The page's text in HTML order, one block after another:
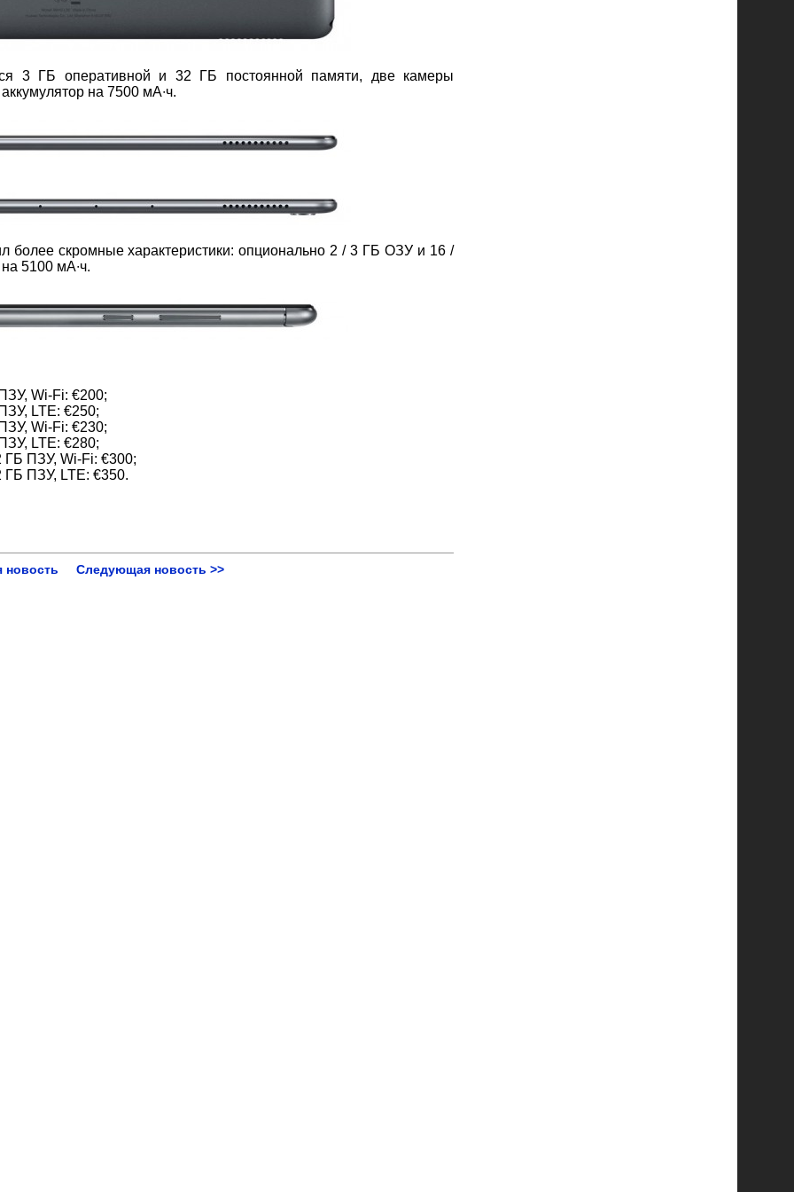
3 ГБ оперативной и 32 ГБ постоянной памяти, две камеры
на 7500 мА∙ч.
более скромные характеристики: опционально 2 / 3 ГБ ОЗУ и 16 /
5100 мА∙ч.
Wi-Fi: €200;
LTE: €250;
Wi-Fi: €230;
LTE: €280;
ГБ ПЗУ, Wi-Fi: €300;
ПЗУ, LTE: €350.
новость Следующая новость >>